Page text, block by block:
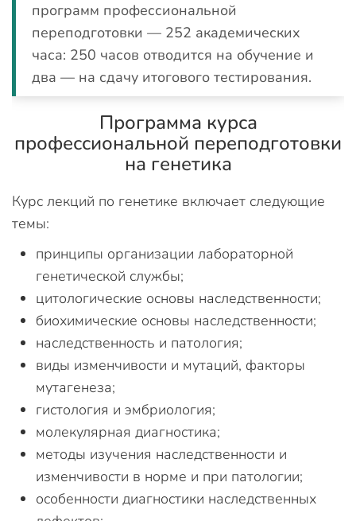
программ профессиональной
переподготовки — 252 академических
часа: 250 часов отводится на обучение и
два — на сдачу итогового тестирования.
Программа курса
профессиональной переподготовки
на генетика
Курс лекций по генетике включает следующие
темы:
принципы организации лабораторной
генетической службы;
цитологические основы наследственности;
биохимические основы наследственности;
наследственность и патология;
виды изменчивости и мутаций, факторы
мутагенеза;
гистология и эмбриология;
молекулярная диагностика;
методы изучения наследственности и
изменчивости в норме и при патологии;
особенности диагностики наследственных